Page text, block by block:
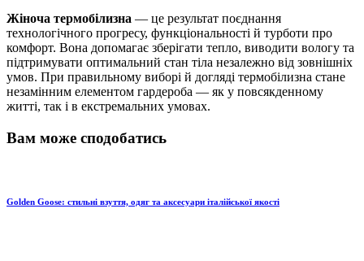
Жіноча термобілизна — це результат поєднання
технологічного прогресу, функціональності й турботи про
комфорт. Вона допомагає зберігати тепло, виводити вологу та
підтримувати оптимальний стан тіла незалежно від зовнішніх
умов. При правильному виборі й догляді термобілизна стане
незамінним елементом гардероба — як у повсякденному
житті, так і в екстремальних умовах.
Вам може сподобатись
Golden Goose: стильні взуття, одяг та аксесуари італійської якості